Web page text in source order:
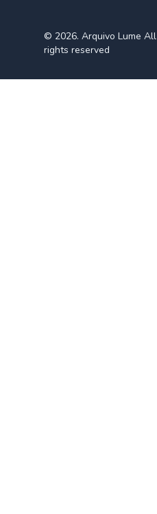
© 2026. Arquivo Lume All
rights reserved